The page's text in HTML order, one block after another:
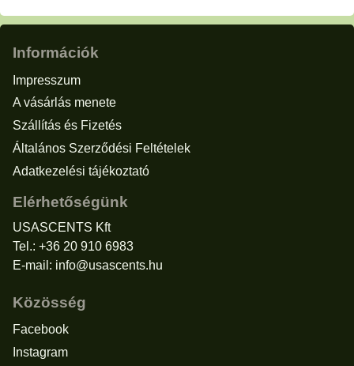
Információk
Impresszum
A vásárlás menete
Szállítás és Fizetés
Általános Szerződési Feltételek
Adatkezelési tájékoztató
Elérhetőségünk
USASCENTS Kft
Tel.: +36 20 910 6983
E-mail: info@usascents.hu
Közösség
Facebook
Instagram